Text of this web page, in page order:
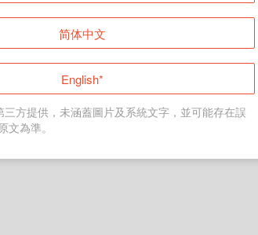
返回首頁
简体中文
English*
方提供，未涵蓋圖片及系統文字，並可能存在誤
文為準。